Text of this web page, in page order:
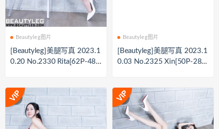
Beautyleg图片
[Beautyleg]美腿写真 2023.1
0.20 No.2330 Rita[62P-489
Beautyleg图片
[Beautyleg]美腿写真 2023.1
0.03 No.2325 Xin[50P-289